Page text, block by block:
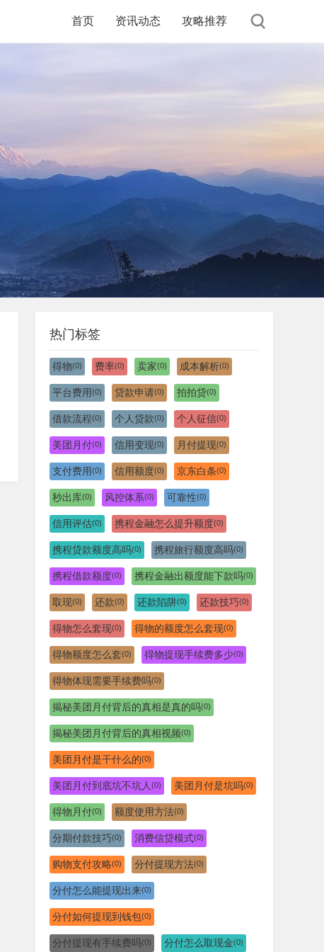
首页 资讯动态 攻略推荐
热门标签
得物(0) 费率(0) 卖家(0) 成本解析(0)
平台费用(0) 贷款申请(0) 拍拍贷(0)
借款流程(0) 个人贷款(0) 个人征信(0)
美团月付(0) 信用变现(0) 月付提现(0)
支付费用(0) 信用额度(0) 京东白条(0)
秒出库(0) 风控体系(0) 可靠性(0)
信用评估(0) 携程金融怎么提升额度(0)
携程贷款额度高吗(0) 携程旅行额度高吗(0)
携程借款额度(0) 携程金融出额度能下款吗(0)
取现(0) 还款(0) 还款陷阱(0) 还款技巧(0)
得物怎么套现(0) 得物的额度怎么套现(0)
得物额度怎么套(0) 得物提现手续费多少(0)
得物体现需要手续费吗(0)
揭秘美团月付背后的真相是真的吗(0)
揭秘美团月付背后的真相视频(0)
美团月付是干什么的(0)
美团月付到底坑不坑人 (0) 美团月付是坑吗(0)
得物月付(0) 额度使用方法(0)
分期付款技巧(0) 消费信贷模式(0)
购物支付攻略(0) 分付提现方法(0)
分付怎么能提现出来(0)
分付如何提现到钱包(0)
分付提现有手续费吗(0) 分付怎么取现金(0)